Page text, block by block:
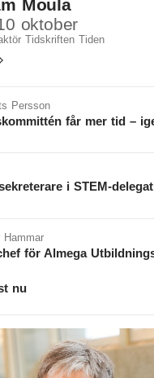
Persson
får mer tid –
i STEM-
Hammar
för Almega
nu
Moula
oktober
Tidskriften Tiden